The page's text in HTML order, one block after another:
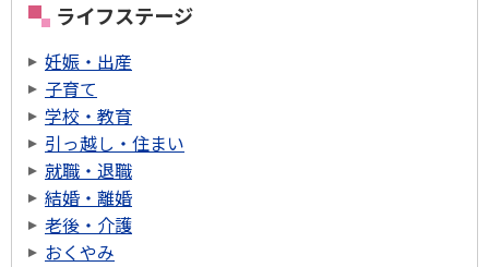
ライフステージ
妊娠・出産
子育て
学校・教育
引っ越し・住まい
就職・退職
結婚・離婚
老後・介護
おくやみ